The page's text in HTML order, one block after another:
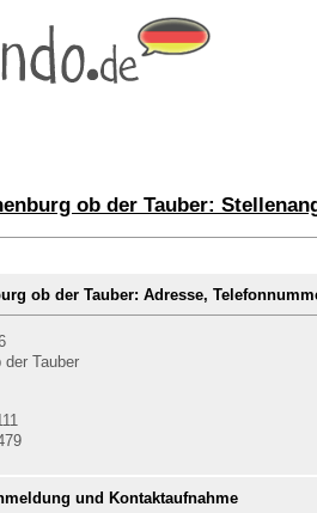
ob der Tauber:
ob der Tauber: Adresse,
der Tauber
und Kontaktaufnahme